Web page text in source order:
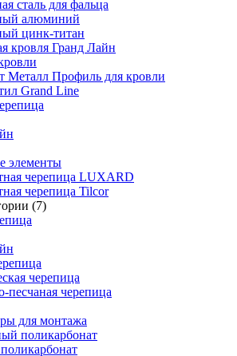
сталь для фальца
алюминий
цинк-титан
кровля Гранд Лайн
Металл Профиль для кровли
Grand Line
элементы
черепица LUXARD
черепица Tilcor
(7)
черепица
песчаная черепица
для монтажа
поликарбонат